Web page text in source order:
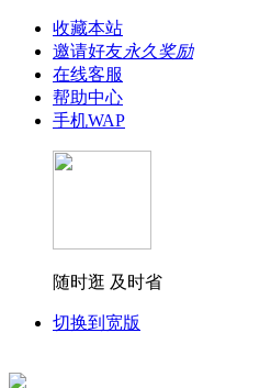
收藏本站
邀请好友永久奖励
在线客服
帮助中心
手机WAP
随时逛 及时省
切换到宽版